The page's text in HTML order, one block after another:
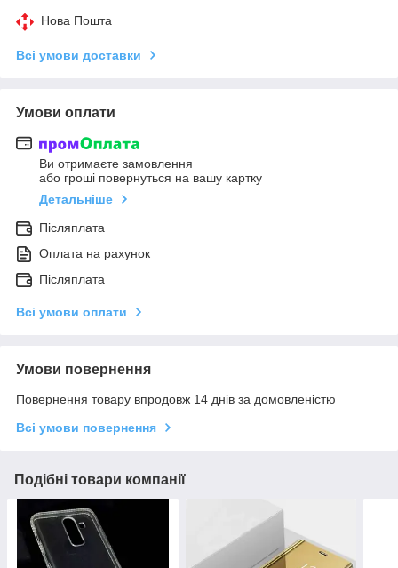
Нова Пошта
Всі умови доставки
Умови оплати
Ви отримаєте замовлення
або гроші повернуться на вашу картку
Детальніше
Післяплата
Оплата на рахунок
Післяплата
Всі умови оплати
Умови повернення
Повернення товару впродовж 14 днів за домовленістю
Всі умови повернення
Подібні товари компанії